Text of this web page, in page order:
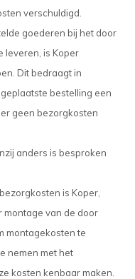
verschuldigd.
goederen bij het door
leveren, is Koper
Dit bedraagt in
bestelling een
geen bezorgkosten
anders is besproken
is Koper,
montage van de door
montagekosten te
nemen met het
kosten kenbaar maken.